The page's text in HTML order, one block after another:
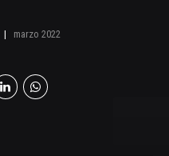
marzo 2022